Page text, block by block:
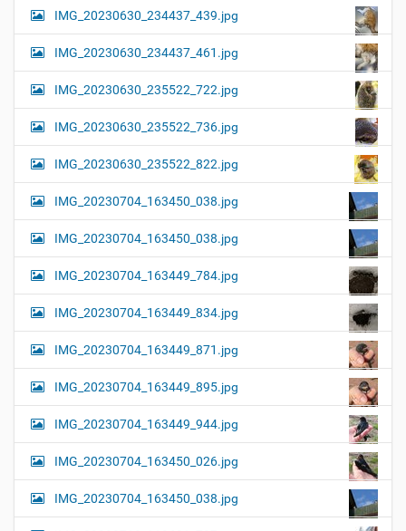
IMG_20230630_234437_439.jpg
IMG_20230630_234437_461.jpg
IMG_20230630_235522_722.jpg
IMG_20230630_235522_736.jpg
IMG_20230630_235522_822.jpg
IMG_20230704_163450_038.jpg
IMG_20230704_163450_038.jpg
IMG_20230704_163449_784.jpg
IMG_20230704_163449_834.jpg
IMG_20230704_163449_871.jpg
IMG_20230704_163449_895.jpg
IMG_20230704_163449_944.jpg
IMG_20230704_163450_026.jpg
IMG_20230704_163450_038.jpg